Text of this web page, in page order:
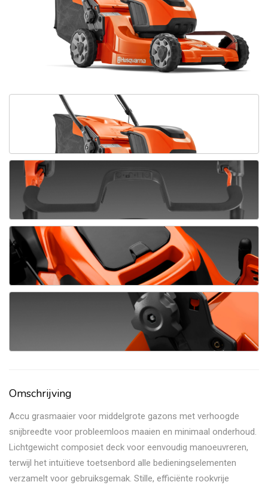
Omschrijving
Accu grasmaaier voor middelgrote gazons met verhoogde
snijbreedte voor probleemloos maaien en minimaal onderhoud.
Lichtgewicht composiet deck voor eenvoudig manoeuvreren,
terwijl het intuïtieve toetsenbord alle bedieningselementen
verzamelt voor gebruiksgemak. Stille, efficiënte rookvrije